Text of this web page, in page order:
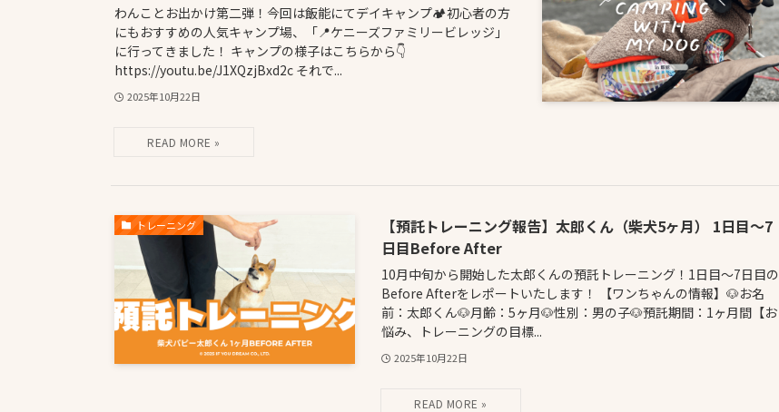
わんことお出かけ第二弾！今回は飯能にてデイキャンプ🏕️初心者の方
にもおすすめの人気キャンプ場、「📍ケニーズファミリービレッジ」
に行ってきました！ キャンプの様子はこちらから👇
https://youtu.be/J1XQzjBxd2c それで...
2025年10月22日
トレーニング
【預託トレーニング報告】太郎くん（柴犬5ヶ月） 1日目〜7
日目Before After
10月中旬から開始した太郎くんの預託トレーニング！1日目〜7日目の
Before Afterをレポートいたします！ 【ワンちゃんの情報】🐶お名
前：太郎くん🐶月齢：5ヶ月🐶性別：男の子🐶預託期間：1ヶ月間【お
悩み、トレーニングの目標...
2025年10月22日